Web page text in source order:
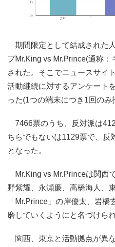
期間限定として結成された
プMr.King vs Mr.Prince(通称
された。そこでニュースサイ
活動継続に対するアンケート
った(1つの端末につき1回のみ
7466票のうち、反対派は
ちらでもないは1129票で、反
となった。
Mr.King vs Mr.Princeは関西
野紫耀、永瀬廉、高橋海人、
「Mr.Prince」の岸優太、岩
磨していくようにと名づけら
関西、東京と活動拠点が異